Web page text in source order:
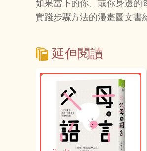
如果當下的你、或你身邊
實踐步驟方法的漫畫圖文書
延伸閱讀